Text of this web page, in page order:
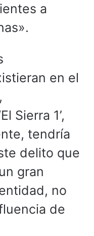
a
en el
Sierra 1’,
tendría
delito que
gran
no
de